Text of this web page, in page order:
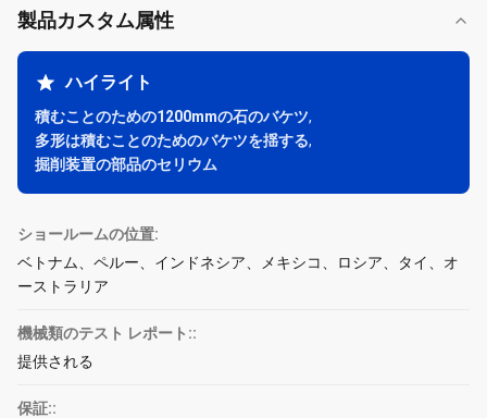
製品カスタム属性
ハイライト
積むことのための1200mmの石のバケツ,
多形は積むことのためのバケツを揺する,
掘削装置の部品のセリウム
ショールームの位置:
ベトナム、ペルー、インドネシア、メキシコ、ロシア、タイ、オ
ーストラリア
機械類のテスト レポート::
提供される
保証::